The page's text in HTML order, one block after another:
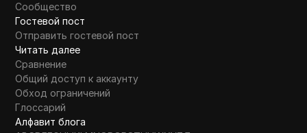
Сообщество
Гостевой пост
Отправить гостевой пост
Читать далее
Сравнение
Общий доступ к аккаунту
Обход ограничений
Глоссарий
Алфавит блога